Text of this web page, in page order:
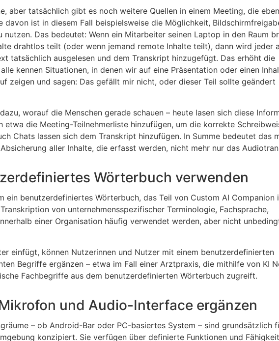
aber tatsächlich gibt es noch weitere Quellen in einem Meeting, die
davon ist in diesem Fall beispielsweise die Möglichkeit,
nutzen. Das bedeutet: Wenn ein Mitarbeiter seinen Laptop in den Raum
drahtlos teilt (oder wenn jemand remote Inhalte teilt), dann wird jeder
tatsächlich ausgelesen und dem Transkript hinzugefügt. Das erhöht die
kennen Situationen, in denen wir auf eine Präsentation oder einen
zeigen und sagen: Das gefällt mir nicht, oder dieser Teil sollte geändert
worauf die Menschen gerade schauen – heute lasen sich diese
etwa die Meeting-Teilnehmerliste hinzufügen, um die korrekte
Chats lassen sich dem Transkript hinzufügen. In Summe bedeutet das
aller Inhalte, die erfasst werden, nicht mehr nur das
Wörterbuch verwenden
ein benutzerdefiniertes Wörterbuch, das Teil von Custom AI Companion
von unternehmensspezifischer Terminologie, Fachsprache,
einer Organisation häufig verwendet werden, aber nicht
einfügt, können Nutzerinnen und Nutzer mit einem benutzerdefinierten
Begriffe ergänzen – etwa im Fall einer Arztpraxis, die mithilfe von KI
Fachbegriffe aus dem benutzerdefinierten Wörterbuch zugreift.
und Audio-Interface ergänzen
– ob Android-Bar oder PC-basiertes System – sind grundsätzlich
konzipiert. Sie verfügen über definierte Funktionen und